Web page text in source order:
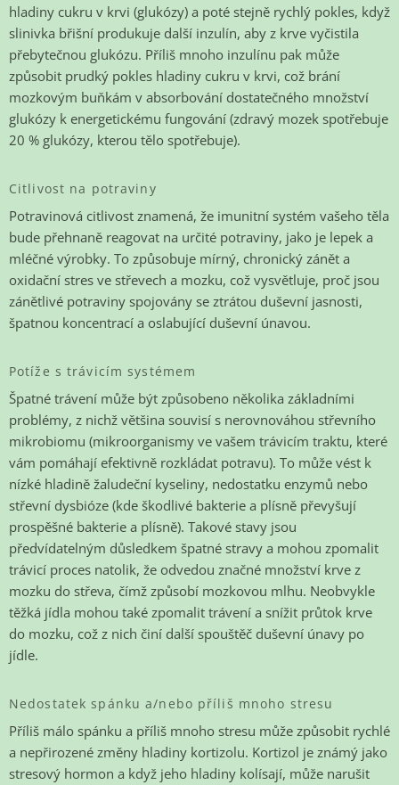
hladiny cukru v krvi (glukózy) a poté stejně rychlý pokles, když
slinivka břišní produkuje další inzulín, aby z krve vyčistila
přebytečnou glukózu. Příliš mnoho inzulínu pak může
způsobit prudký pokles hladiny cukru v krvi, což brání
mozkovým buňkám v absorbování dostatečného množství
glukózy k energetickému fungování (zdravý mozek spotřebuje
20 % glukózy, kterou tělo spotřebuje).
Citlivost na potraviny
Potravinová citlivost znamená, že imunitní systém vašeho těla
bude přehnaně reagovat na určité potraviny, jako je lepek a
mléčné výrobky. To způsobuje mírný, chronický zánět a
oxidační stres ve střevech a mozku, což vysvětluje, proč jsou
zánětlivé potraviny spojovány se ztrátou duševní jasnosti,
špatnou koncentrací a oslabující duševní únavou.
Potíže s trávicím systémem
Špatné trávení může být způsobeno několika základními
problémy, z nichž většina souvisí s nerovnováhou střevního
mikrobiomu (mikroorganismy ve vašem trávicím traktu, které
vám pomáhají efektivně rozkládat potravu). To může vést k
nízké hladině žaludeční kyseliny, nedostatku enzymů nebo
střevní dysbióze (kde škodlivé bakterie a plísně převyšují
prospěšné bakterie a plísně). Takové stavy jsou
předvídatelným důsledkem špatné stravy a mohou zpomalit
trávicí proces natolik, že odvedou značné množství krve z
mozku do střeva, čímž způsobí mozkovou mlhu. Neobvykle
těžká jídla mohou také zpomalit trávení a snížit průtok krve
do mozku, což z nich činí další spouštěč duševní únavy po
jídle.
Nedostatek spánku a/nebo příliš mnoho stresu
Příliš málo spánku a příliš mnoho stresu může způsobit rychlé
a nepřirozené změny hladiny kortizolu. Kortizol je známý jako
stresový hormon a když jeho hladiny kolísají, může narušit